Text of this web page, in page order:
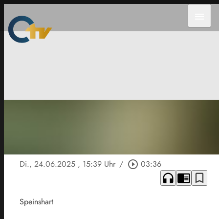
Di., 24.06.2025 , 15:39 Uhr / play_circle_outline 03:36
headphones chrome_reader_mode bookmark_border
Speinshart